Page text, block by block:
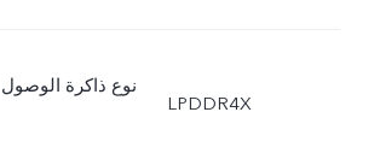
نوع ذاكرة
LPDDR4X